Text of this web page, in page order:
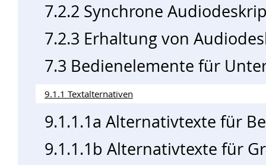
7.2.2 Synchrone
7.2.3 Erhaltung von
7.3 Bedienelemente für
9.1.1 Textalternativen
9.1.1.1a Alternativtexte für
9.1.1.1b Alternativtexte für